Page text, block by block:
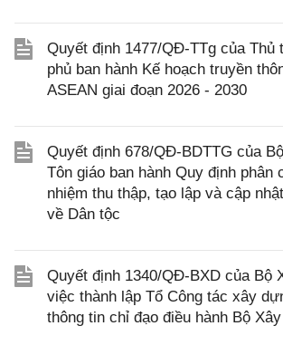
Quyết định 1477/QĐ-TTg của Thủ
phủ ban hành Kế hoạch truyền
ASEAN giai đoạn 2026 - 2030
Quyết định 678/QĐ-BDTTG của
Tôn giáo ban hành Quy định phân
nhiệm thu thập, tạo lập và cập
về Dân tộc
Quyết định 1340/QĐ-BXD của Bộ
việc thành lập Tổ Công tác xây
thông tin chỉ đạo điều hành Bộ